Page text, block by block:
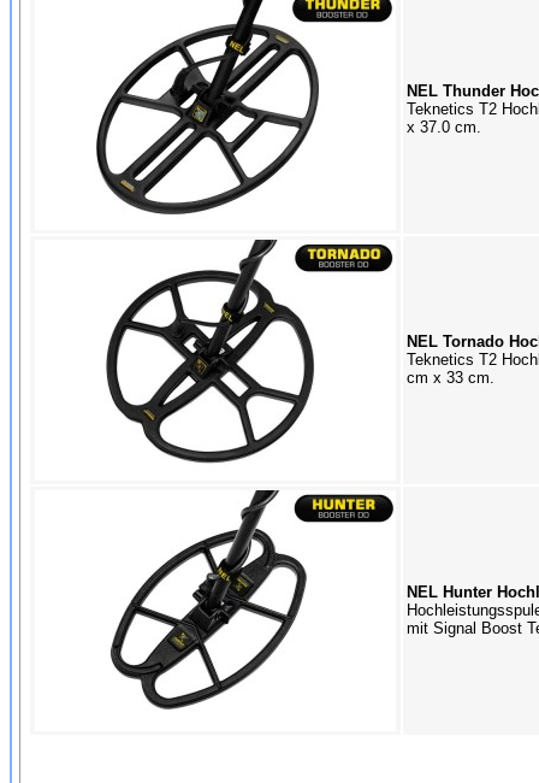
NEL Thunder
Teknetics T2
x 37.0 cm.
NEL Tornado
Teknetics T2
cm x 33 cm.
NEL Hunter
mit Signal Boost